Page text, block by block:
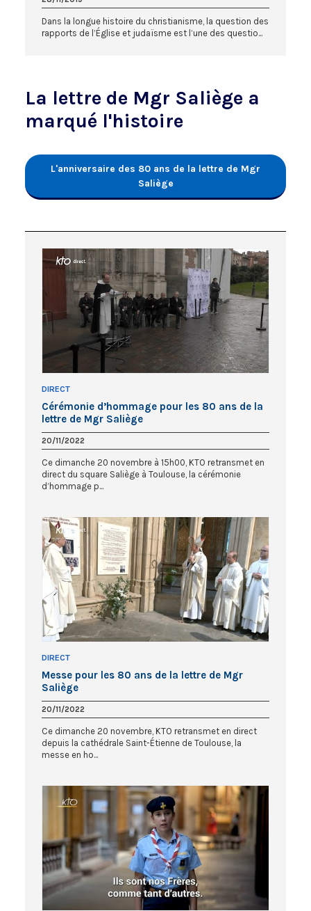
Dans la longue histoire du christianisme, la question des
rapports de l’Église et judaïsme est l’une des questio...
La lettre de Mgr Saliège a
marqué l'histoire
L'anniversaire des 80 ans de la lettre de Mgr
Saliège
DIRECT
Cérémonie d’hommage pour les 80 ans de la
lettre de Mgr Saliège
20/11/2022
Ce dimanche 20 novembre à 15h00, KTO retransmet en
direct du square Saliège à Toulouse, la cérémonie
d’hommage p...
DIRECT
Messe pour les 80 ans de la lettre de Mgr
Saliège
20/11/2022
Ce dimanche 20 novembre, KTO retransmet en direct
depuis la cathédrale Saint-Étienne de Toulouse, la
messe en ho...